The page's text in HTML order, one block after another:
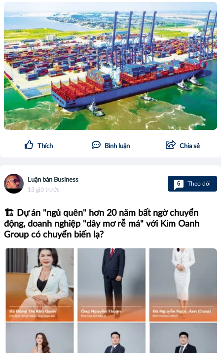
Thích Bình luận Chia sẻ
Luận bàn Business
13 giờ trước
6 Theo dõi
🏗️ Dự án "ngủ quên" hơn 20 năm bất ngờ chuyển
động, doanh nghiệp "dây mơ rễ má" với Kim Oanh
Group có chuyển biến lạ?